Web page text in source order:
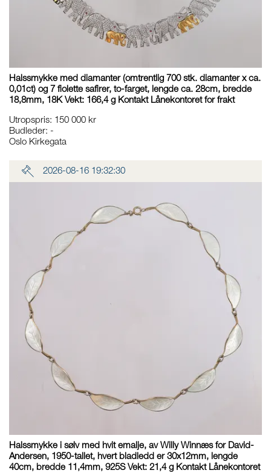
Halssmykke med diamanter (omtrentlig 700 stk. diamanter x ca.
0,01ct) og 7 fiolette safirer, to-farget, lengde ca. 28cm, bredde
18,8mm, 18K Vekt: 166,4 g Kontakt Lånekontoret for frakt
Utropspris: 150 000 kr
Budleder: -
Oslo Kirkegata
2026-08-16 19:32:30
Halssmykke i sølv med hvit emalje, av Willy Winnæs for David-
Andersen, 1950-tallet, hvert bladledd er 30x12mm, lengde
40cm, bredde 11,4mm, 925S Vekt: 21,4 g Kontakt Lånekontoret